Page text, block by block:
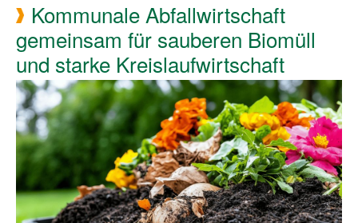
Kommunale Abfallwirtschaft
gemeinsam für sauberen Biomüll
und starke Kreislaufwirtschaft